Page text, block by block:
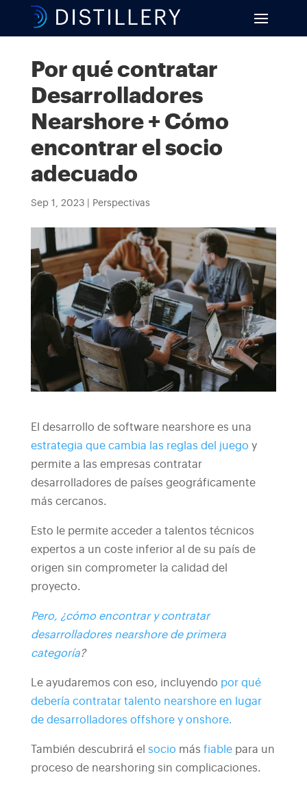
Por qué contratar
Desarrolladores
Nearshore + Cómo
encontrar el socio
adecuado
Sep 1, 2023| Perspectivas
El desarrollo de software nearshore es una
estrategia que cambia las reglas del juego y
permite a las empresas contratar
desarrolladores de países geográficamente
más cercanos.
Esto le permite acceder a talentos técnicos
expertos a un coste inferior al de su país de
origen sin comprometer la calidad del
proyecto.
Pero, ¿cómo encontrar y contratar
desarrolladores nearshore de primera
categoría?
Le ayudaremos con eso, incluyendo por qué
debería contratar talento nearshore en lugar
de desarrolladores offshore y onshore.
También descubrirá el socio más fiablepara un
proceso de nearshoring sin complicaciones.